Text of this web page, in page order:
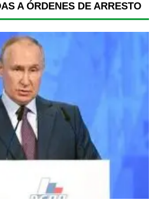
A ÓRDENES DE ARRESTO